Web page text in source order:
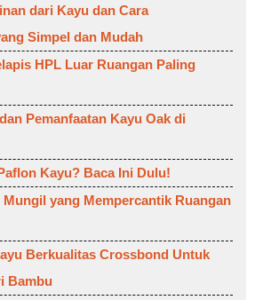
dari Kayu dan Cara
Simpel dan Mudah
HPL Luar Ruangan Paling
Pemanfaatan Kayu Oak di
Kayu? Baca Ini Dulu!
Mungil yang Mempercantik Ruangan
Berkualitas Crossbond Untuk
Bambu